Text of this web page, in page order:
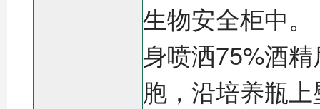
生物安全柜中
身喷洒75%酒
胞，沿培养瓶